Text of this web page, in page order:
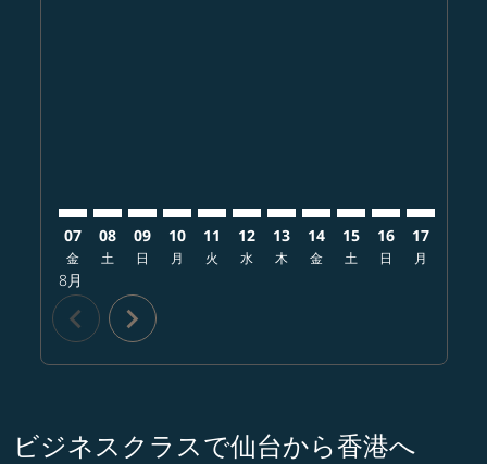
07
金
8月
08
土
09
日
10
月
11
火
12
水
13
木
14
金
15
土
16
日
17
月
chevron_left chevron_right
ビジネスクラスで仙台から香港へ